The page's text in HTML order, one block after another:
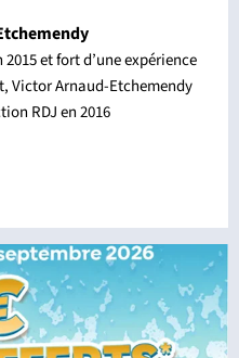
2015 et fort d’une expérience
Victor Arnaud-Etchemendy
RDJ en 2016